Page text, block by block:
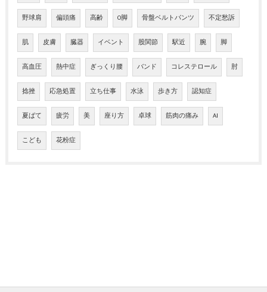
野球肩 偏頭痛 高齢 O脚 骨盤ベルトパンツ 不定愁訴
肌 皮膚 臓器 イベント 股関節 駅近 腕 脚
高血圧 熱中症 ぎっくり腰 バンド コレステロール 肘
捻挫 応急処置 立ち仕事 水泳 歩き方 認知症
夏ばて 疲労 美 座り方 卓球 筋肉の痛み AI
こども 花粉症